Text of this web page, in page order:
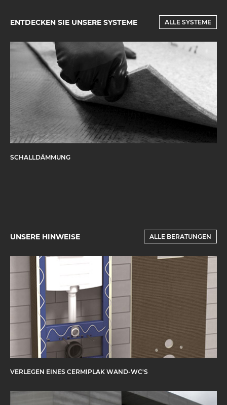
ENTDECKEN SIE UNSERE SYSTEME ALLE SYSTEME
SCHALLDÄMMUNG
UNSERE HINWEISE ALLE BERATUNGEN
VERLEGEN EINES CERMIPLAK WAND-WC'S